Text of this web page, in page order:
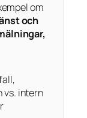
om
och
vs. intern